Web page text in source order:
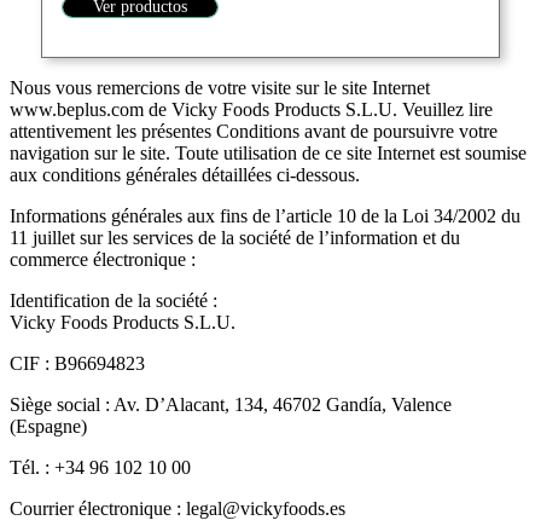
Ver productos
Nous vous remercions de votre visite sur le site Internet
www.beplus.com de Vicky Foods Products S.L.U. Veuillez lire
attentivement les présentes Conditions avant de poursuivre votre
navigation sur le site. Toute utilisation de ce site Internet est soumise
aux conditions générales détaillées ci-dessous.
Informations générales aux fins de l’article 10 de la Loi 34/2002 du
11 juillet sur les services de la société de l’information et du
commerce électronique :
Identification de la société :
Vicky Foods Products S.L.U.
CIF : B96694823
Siège social : Av. D’Alacant, 134, 46702 Gandía, Valence
(Espagne)
Tél. : +34 96 102 10 00
Courrier électronique : legal@vickyfoods.es